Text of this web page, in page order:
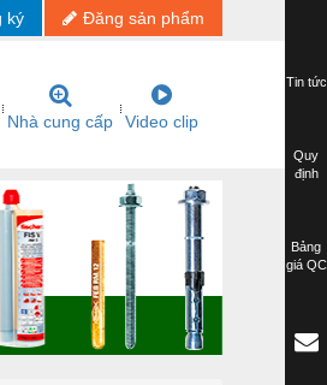
Đăng sản phẩm
ký
Nhà cung cấp Video clip
Tin tức
Quy
định
Bảng
giá QC